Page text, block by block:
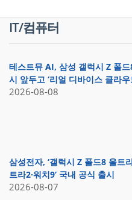
IT/컴퓨터
테스트뮤 AI, 삼성 갤럭시 Z 폴
시 앞두고 ‘리얼 디바이스 클라우
2026-08-08
삼성전자, ‘갤럭시 Z 폴드8 울트
트라2·워치9’ 국내 공식 출시
2026-08-07